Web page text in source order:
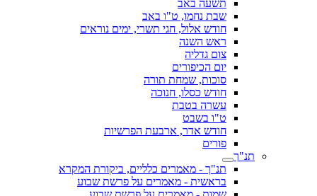
תשעה באב
שבת נחמו, ט"ו באב
חודש אלול, חגי תשרי, ימים נוראים
ראש השנה
צום גדליה
יום הכיפורים
סוכות, שמחת תורה
חודש כסלו, חנוכה
עשרה בטבת
ט"ו בשבט
חודש אדר, ארבעת הפרשיות
פורים
תנ"ך
תנ"ך - מאמרים כלליים, ביקורת המקרא
בראשית - מאמרים על פרשת שבוע